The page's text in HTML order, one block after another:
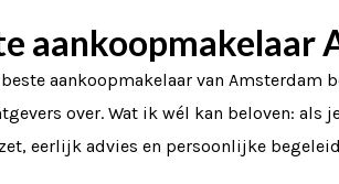
aankoopmakelaar
aankoopmakelaar van Amsterdam
over. Wat ik wél kan beloven:
eerlijk advies en persoonlijke